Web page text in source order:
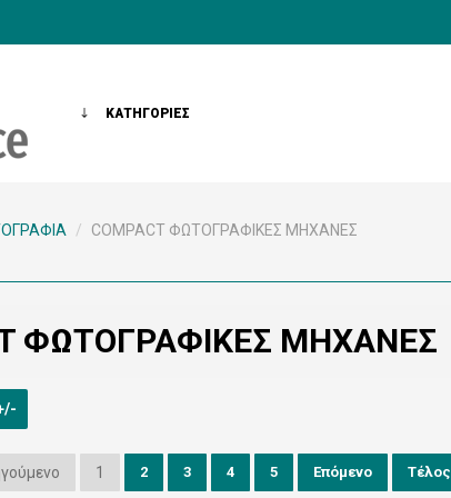
ΚΑΤΗΓΟΡΙΕΣ
/ COMPACT ΦΩΤΟΓΡΑΦΙΚΈΣ ΜΗΧΑΝΈΣ
ΦΩΤΟΓΡΑΦΙΚΈΣ ΜΗΧΑΝΈΣ
1 2 3 4 5 Επόμενο Τέλος